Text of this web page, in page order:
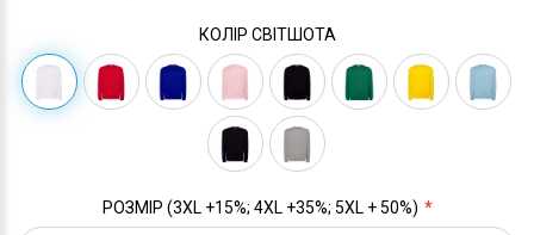
КОЛІР СВІТШОТА
РОЗМІР (3XL +15%; 4XL +35%; 5XL + 50%)